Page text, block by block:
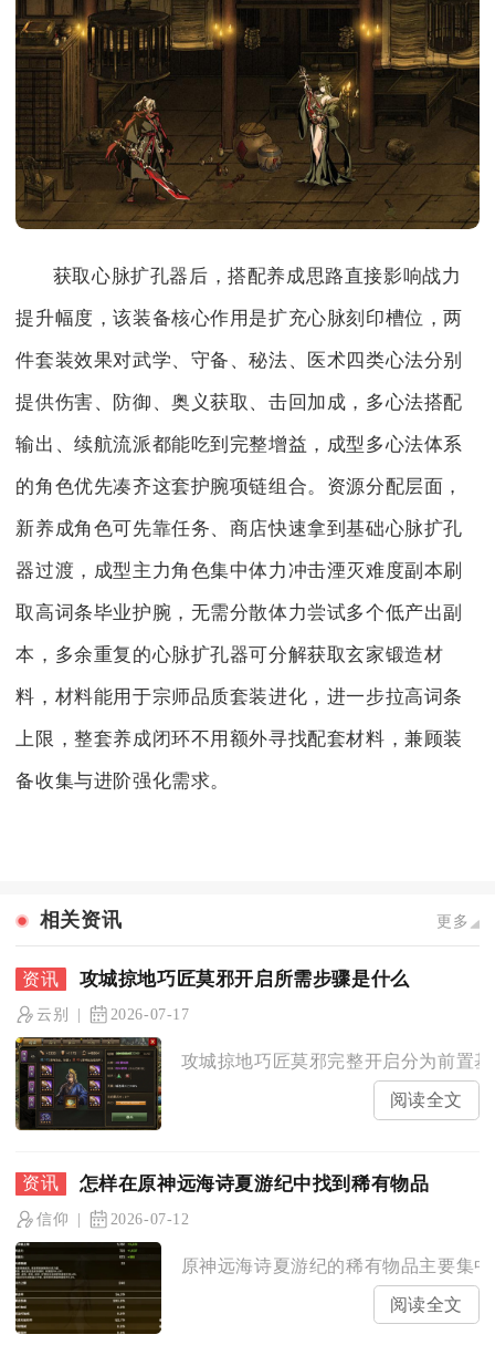
获取心脉扩孔器后，搭配养成思路直接影响战力
提升幅度，该装备核心作用是扩充心脉刻印槽位，两
件套装效果对武学、守备、秘法、医术四类心法分别
提供伤害、防御、奥义获取、击回加成，多心法搭配
输出、续航流派都能吃到完整增益，成型多心法体系
的角色优先凑齐这套护腕项链组合。资源分配层面，
新养成角色可先靠任务、商店快速拿到基础心脉扩孔
器过渡，成型主力角色集中体力冲击湮灭难度副本刷
取高词条毕业护腕，无需分散体力尝试多个低产出副
本，多余重复的心脉扩孔器可分解获取玄家锻造材
料，材料能用于宗师品质套装进化，进一步拉高词条
上限，整套养成闭环不用额外寻找配套材料，兼顾装
备收集与进阶强化需求。
相关资讯 更多
攻城掠地巧匠莫邪开启所需步骤是什么
云别 2026-07-17
攻城掠地巧匠莫邪完整开启分为前置
阅读全文
怎样在原神远海诗夏游纪中找到稀有物品
信仰 2026-07-12
原神远海诗夏游纪的稀有物品主要集
阅读全文